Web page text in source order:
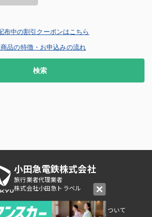
布中の割引クーポンはこちら
商品の特徴・お申込みの流れ
検索
小田急電鉄株式会社
旅行業者代理業者
株式会社小田急トラベル
款・条件書等 個人情報の取り扱いについて